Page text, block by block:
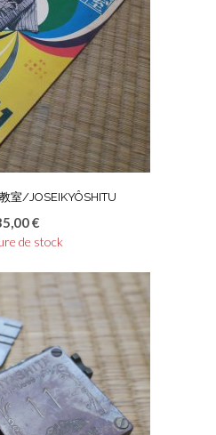
室/JOSEIKYÔSHITU
€
de stock